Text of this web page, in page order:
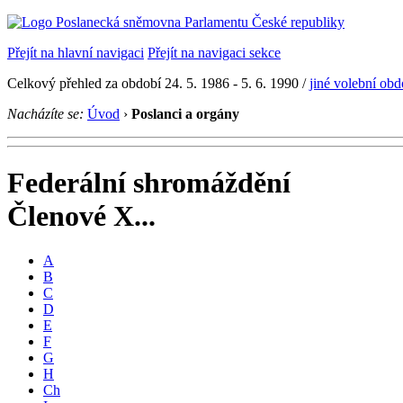
Přejít na hlavní navigaci Přejít na navigaci sekce
Celkový přehled za období 24. 5. 1986 - 5. 6. 1990 /jiné volební
Nacházíte se: Úvod › Poslanci a orgány
Federální shromáždění
Členové X...
A
B
C
D
E
F
G
H
Ch